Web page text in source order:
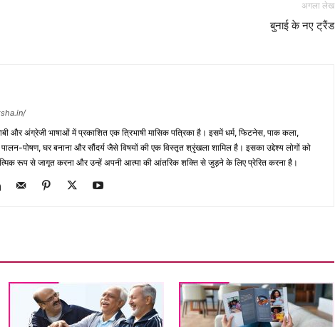
अगला लेख
बुनाई के नए ट्रैंड
और अंग्रेजी भाषाओं में प्रकाशित एक त्रिभाषी मासिक पत्रिका है। इसमें धर्म, फिटनेस, पाक कला,
पालन-पोषण, घर बनाना और सौंदर्य जैसे विषयों की एक विस्तृत श्रृंखला शामिल है। इसका उद्देश्य लोगों को
रूप से जागृत करना और उन्हें अपनी आत्मा की आंतरिक शक्ति से जुड़ने के लिए प्रेरित करना है।